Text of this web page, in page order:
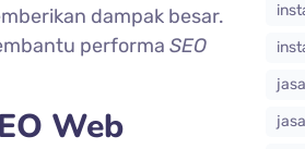
dampak besar.
performa SEO
Web